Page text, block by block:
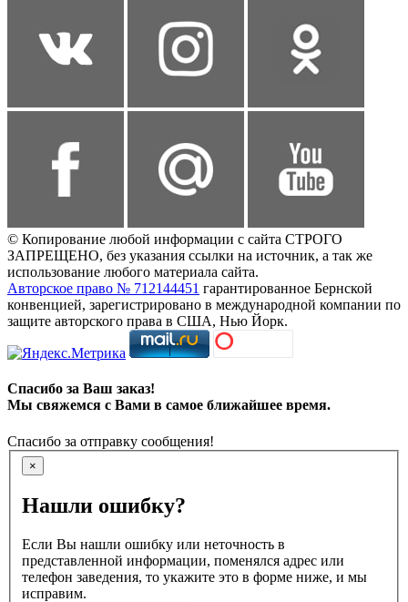
© Копирование любой информации с сайта СТРОГО
ЗАПРЕЩЕНО, без указания ссылки на источник, а так же
использование любого материала сайта.
Авторское право № 712144451 гарантированное Бернской
конвенцией, зарегистрировано в международной компании по
защите авторского права в США, Нью Йорк.
Спасибо за Ваш заказ!
Мы свяжемся с Вами в самое ближайшее время.
Спасибо за отправку сообщения!
×
Нашли ошибку?
Если Вы нашли ошибку или неточность в
представленной информации, поменялся адрес или
телефон заведения, то укажите это в форме ниже, и мы
исправим.